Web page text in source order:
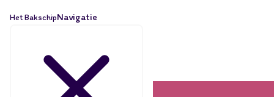
Het BakschipNavigatie